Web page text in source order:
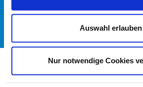
Auswahl erlauben
Nur notwendige Cookies
© GERMAN HOSPITAL DIRECTORY 2026
DKTIG